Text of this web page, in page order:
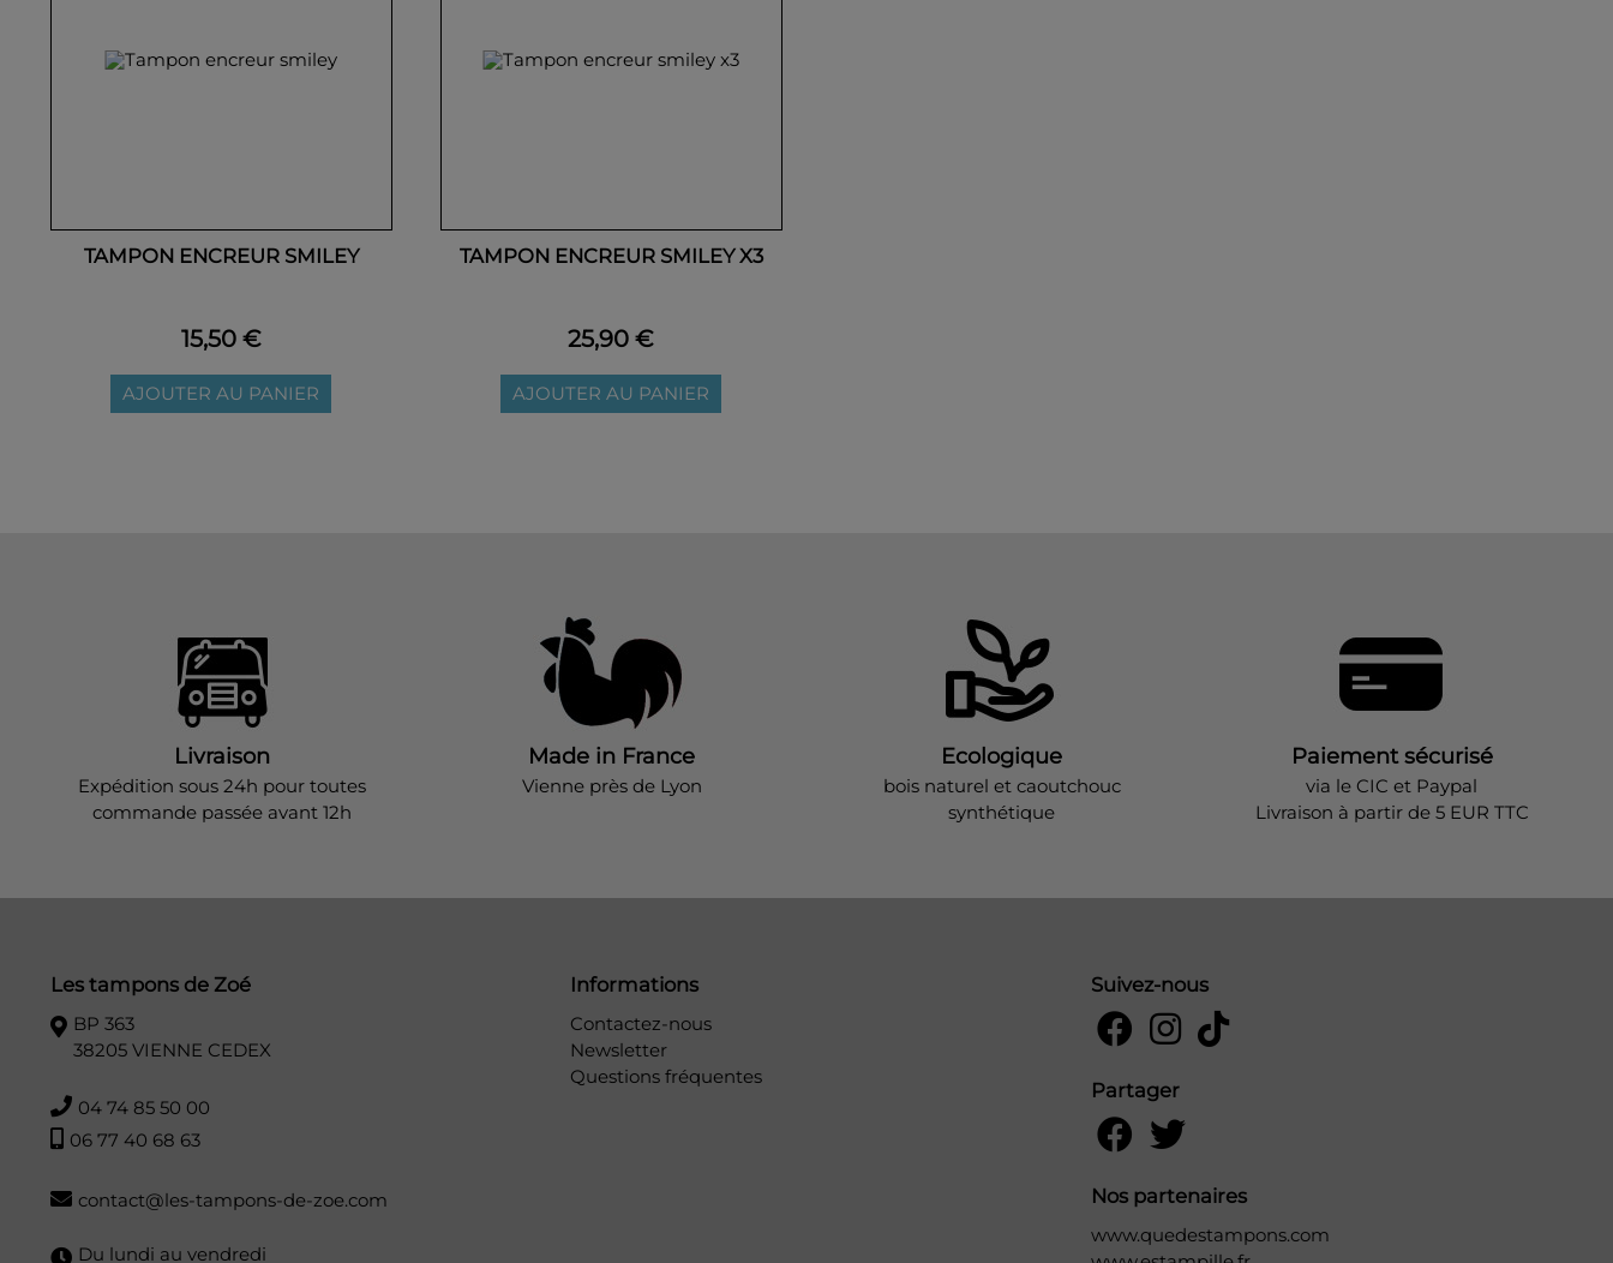
TAMPON ENCREUR SMILEY
15,50 €
AJOUTER AU PANIER
TAMPON ENCREUR SMILEY X3
25,90 €
AJOUTER AU PANIER
Livraison
Expédition sous 24h pour toutes
commande passée avant 12h
Made in France
Vienne près de Lyon
Ecologique
bois naturel et caoutchouc
synthétique
Paiement sécurisé
via le CIC et Paypal
Livraison à partir de 5 EUR TTC
Les tampons de Zoé
BP 363
38205 VIENNE CEDEX
04 74 85 50 00
06 77 40 68 63
contact@les-tampons-de-zoe.com
Du lundi au vendredi
Informations
Contactez-nous
Newsletter
Questions fréquentes
Suivez-nous
Partager
Nos partenaires
www.quedestampons.com